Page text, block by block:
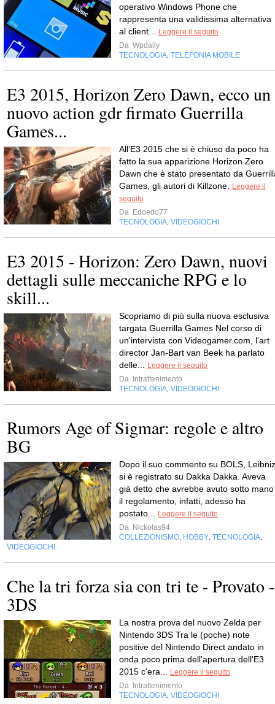
operativo Windows Phone che
rappresenta una validissima alternativa
al client...
Leggere il seguito
Da Wpdaily
TECNOLOGIA TELEFONIA MOBILE
E3 2015, Horizon Zero Dawn, ecco un
nuovo action gdr firmato Guerrilla
Games...
All’E3 2015 che si è chiuso da poco ha
fatto la sua apparizione Horizon Zero
Dawn che è stato presentato da
Games, gli autori di Killzone.
Leggere il
seguito
Da Edoedo77
TECNOLOGIA VIDEOGIOCHI
E3 2015 - Horizon: Zero Dawn, nuovi
dettagli sulle meccaniche RPG e lo
skill...
Scopriamo di più sulla nuova esclusiva
targata Guerrilla Games Nel corso di
un'intervista con Videogamer.com, l'art
director Jan-Bart van Beek ha parlato
delle...
Leggere il seguito
Da Intrattenimento
TECNOLOGIA VIDEOGIOCHI
Rumors Age of Sigmar: regole e altro
BG
Dopo il suo commento su BOLS, Leibniz
si è registrato su Dakka Dakka. Aveva
già detto che avrebbe avuto sotto mano
il regolamento, infatti, adesso ha
postato...
Leggere il seguito
Da Nickolas94
COLLEZIONISMO HOBBY TECNOLOGIA
VIDEOGIOCHI
Che la tri forza sia con tri te - Provato -
3DS
La nostra prova del nuovo Zelda per
Nintendo 3DS Tra le (poche) note
positive del Nintendo Direct andato in
onda poco prima dell'apertura dell'E3
2015 c'era...
Leggere il seguito
Da Intrattenimento
TECNOLOGIA VIDEOGIOCHI